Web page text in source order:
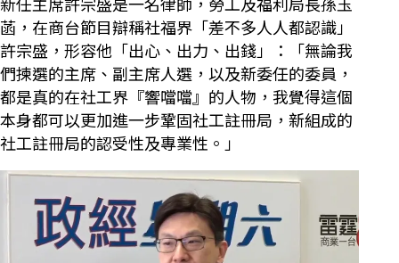
菡，在商台節目辯稱社福界「差不多人人都認識」
許宗盛，形容他「出心、出力、出錢」：「無論我
們揀選的主席、副主席人選，以及新委任的委員，
都是真的在社工界『響噹噹』的人物，我覺得這個
本身都可以更加進一步鞏固社工註冊局，新組成的
社工註冊局的認受性及專業性。」